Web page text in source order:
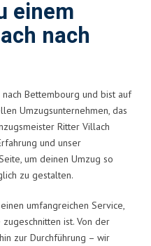
einem
nach
Bettembourg und bist auf
Umzugsunternehmen, das
Ritter Villach
und unser
um deinen Umzug so
zu gestalten.
umfangreichen Service,
ist. Von der
zur Durchführung – wir